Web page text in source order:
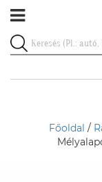
Főoldal /